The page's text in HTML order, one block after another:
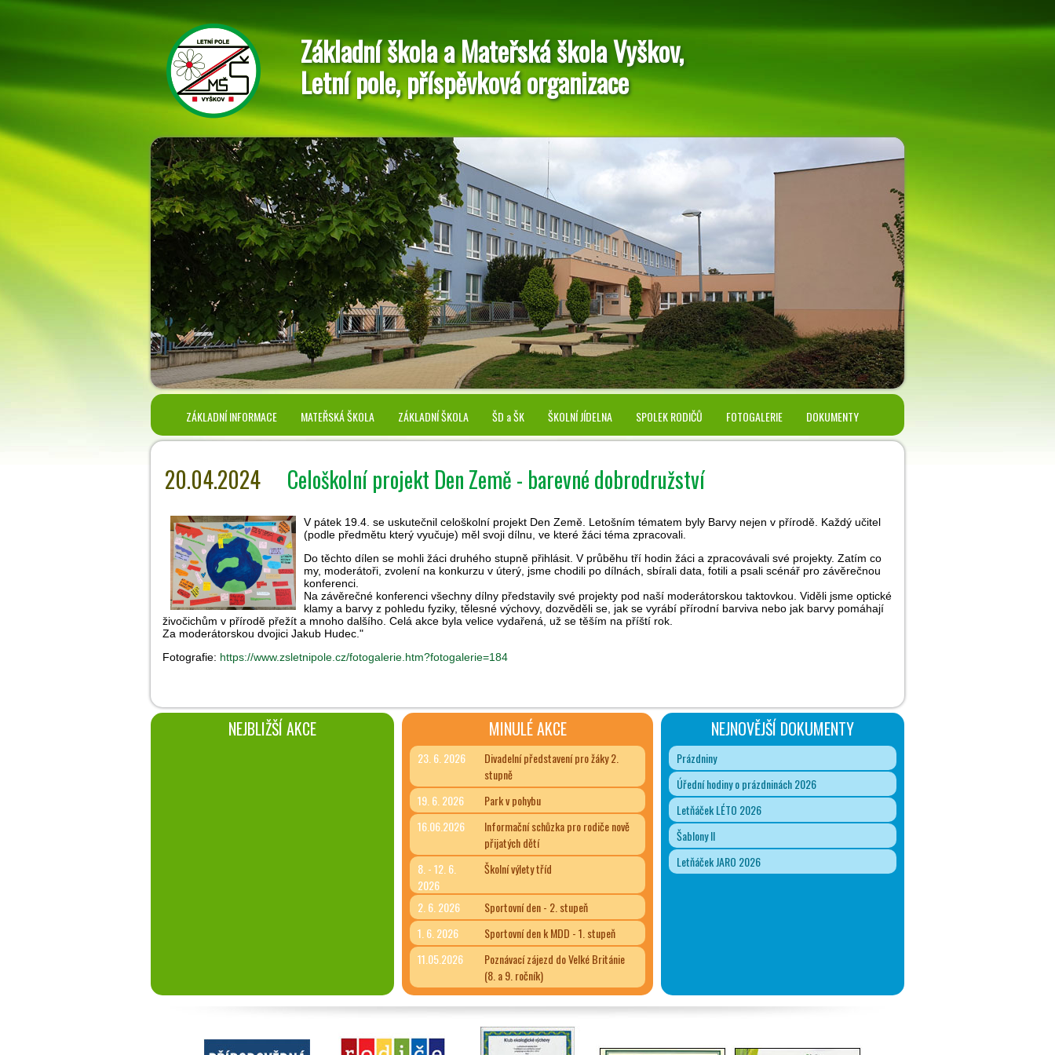
Základní škola a Mateřská škola Vyškov,
Letní pole, příspěvková organizace
ZÁKLADNÍ INFORMACE MATEŘSKÁ ŠKOLA ZÁKLADNÍ ŠKOLA ŠD a ŠK ŠKOLNÍ JÍDELNA SPOLEK RODIČŮ FOTOGALERIE DOKUMENTY
20.04.2024 Celoškolní projekt Den Země - barevné dobrodružství
V pátek 19.4. se uskutečnil celoškolní projekt Den Země. Letošním tématem byly Barvy nejen v přírodě. Každý učitel
(podle předmětu který vyučuje) měl svoji dílnu, ve které žáci téma zpracovali.
Do těchto dílen se mohli žáci druhého stupně přihlásit. V průběhu tří hodin žáci a zpracovávali své projekty. Zatím co
my, moderátoři, zvolení na konkurzu v úterý, jsme chodili po dílnách, sbírali data, fotili a psali scénář pro závěrečnou
konferenci.
Na závěrečné konferenci všechny dílny představily své projekty pod naší moderátorskou taktovkou. Viděli jsme optické
klamy a barvy z pohledu fyziky, tělesné výchovy, dozvěděli se, jak se vyrábí přírodní barviva nebo jak barvy pomáhají
živočichům v přírodě přežít a mnoho dalšího. Celá akce byla velice vydařená, už se těším na příští rok.
Za moderátorskou dvojici Jakub Hudec."
Fotografie: https://www.zsletnipole.cz/fotogalerie.htm?fotogalerie=184
NEJBLIŽŠÍ AKCE MINULÉ AKCE
23. 6. 2026
Divadelní představení pro žáky 2.
stupně
19. 6. 2026
Park v pohybu
16.06.2026
Informační schůzka pro rodiče nově
přijatých dětí
8. - 12. 6.
2026
Školní výlety tříd
2. 6. 2026
Sportovní den - 2. stupeň
1. 6. 2026
Sportovní den k MDD - 1. stupeň
11.05.2026
Poznávací zájezd do Velké Británie
(8. a 9. ročník)
NEJNOVĚJŠÍ DOKUMENTY
Prázdniny
Úřední hodiny o prázdninách 2026
Letňáček LÉTO 2026
Šablony II
Letňáček JARO 2026